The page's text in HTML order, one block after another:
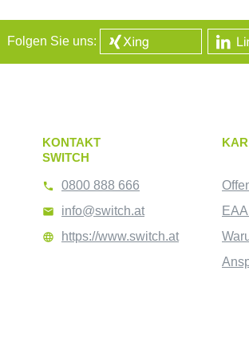
Folgen Sie uns:
KONTAKT
SWITCH
 0800 888 666
 info@switch.at
 https://www.switch.at